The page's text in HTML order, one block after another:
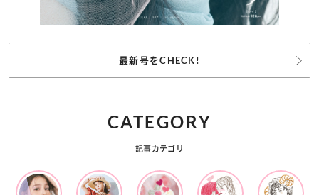
最新号をCHECK!
CATEGORY
記事カテゴリ